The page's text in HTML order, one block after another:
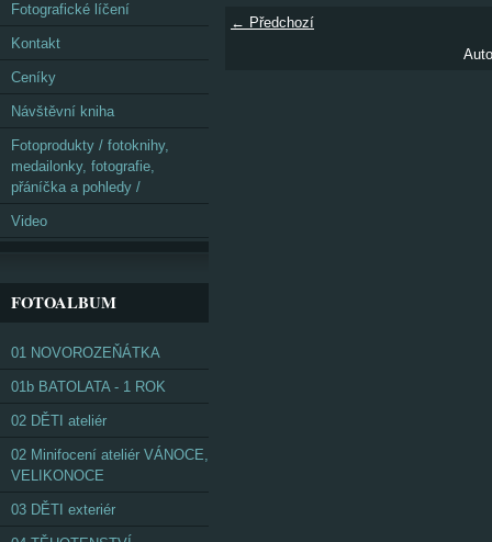
← Předchozí
Fotografické líčení
Kontakt
Ceníky
Návštěvní kniha
Fotoprodukty / fotoknihy,
medailonky, fotografie,
přáníčka a pohledy /
Video
FOTOALBUM
01 NOVOROZEŇÁTKA
01b BATOLATA - 1 ROK
02 DĚTI ateliér
02 Minifocení ateliér VÁNOCE,
VELIKONOCE
03 DĚTI exteriér